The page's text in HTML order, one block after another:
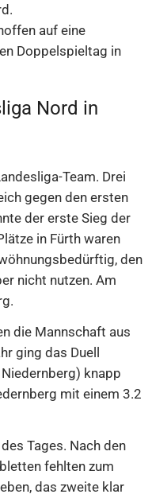
auf eine
Doppelspieltag in
Nord in
Team. Drei
gegen den ersten
der erste Sieg der
in Fürth waren
den
nicht nutzen. Am
die Mannschaft aus
ging das Duell
knapp
mit einem 3.2
Tages. Nach den
fehlten zum
das zweite klar